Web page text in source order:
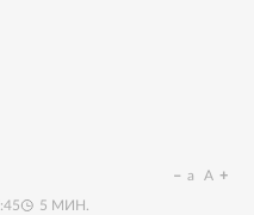
5 МИН.
a A